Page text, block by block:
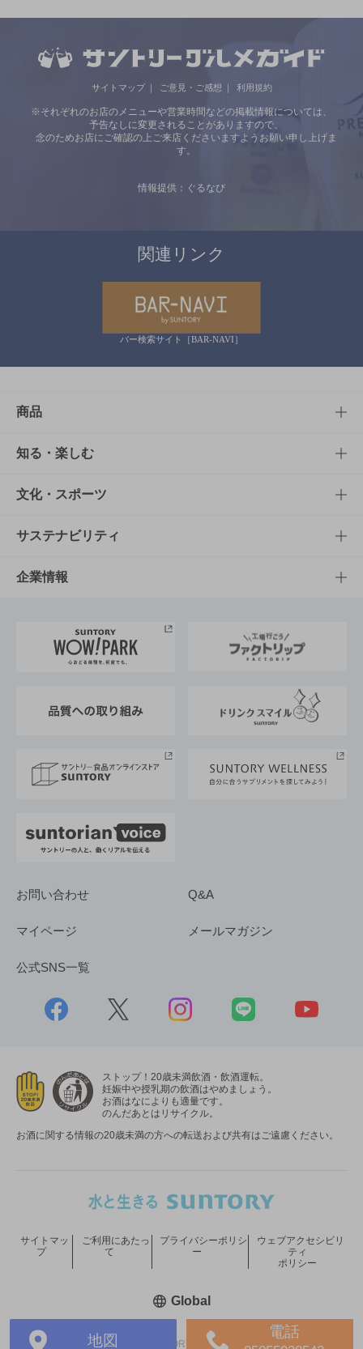
地図
電話
サイトマップ ご意見・ご感想 利用規約
※それぞれのお店のメニューや営業時間などの掲載情報については、
予告なしに変更されることがありますので、
念のためお店にご確認の上ご来店くださいますようお願い申し上げま
す。
情報提供：ぐるなび
関連リンク
バー検索サイト［BAR-NAVI］
商品
商品TOP
商品一覧
商品発売情報
栄養成分一覧
知る・楽しむ
知る・楽しむTOP
キャンペーン
工場見学
地域情報
文化・スポーツ
文化・スポーツTOP
サントリーホール
サントリーサンバーズ大阪
サステナビリティ
サステナビリティTOP
サントリーが考えるサステナビリティ経営
企業情報
企業概要
採用情報
お問い合わせ Q&A
マイページ メールマガジン
公式SNS一覧
ストップ！20歳未満飲酒・飲酒運転。
妊娠中や授乳期の飲酒はやめましょう。
お酒はなによりも適量です。
のんだあとはリサイクル。
お酒に関する情報の20歳未満の方への転送および共有はご遠慮ください。
COPYRIGHT © SUNTORY HOLDINGS LIMITED.
サイトマッ
プ
ご利用にあたっ
て
プライバシーポリシ
ー
ウェブアクセシビリ
ティ
ポリシー
Global新しいウィンドウで開く